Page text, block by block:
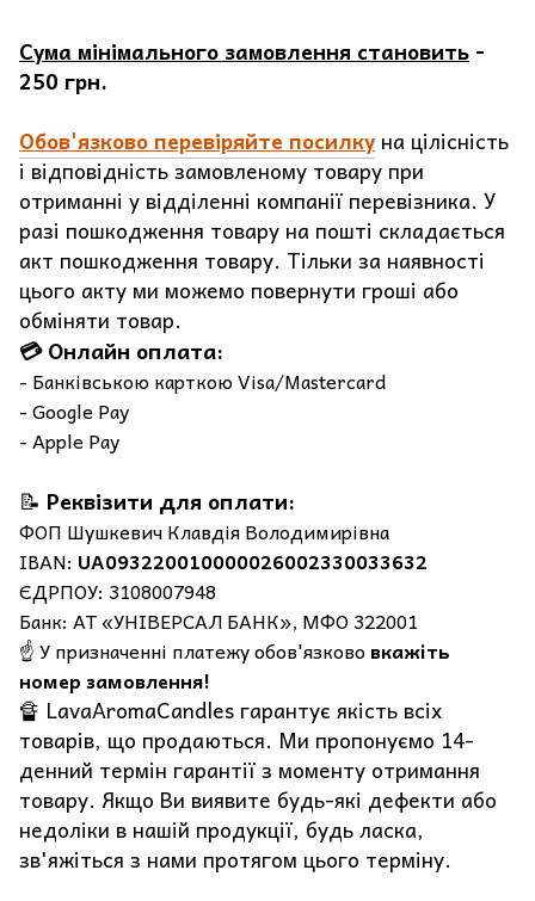
Сума мінімального замовлення становить -
250 грн.
Обов'язково перевіряйте посилку на цілісність
і відповідність замовленому товару при
отриманні у відділенні компанії перевізника. У
разі пошкодження товару на пошті складається
акт пошкодження товару. Тільки за наявності
цього акту ми можемо повернути гроші або
обміняти товар.
💳 Онлайн оплата:
- Банківською карткою Visa/Mastercard
- Google Pay
- Apple Pay
📝 Реквізити для оплати:
ФОП Шушкевич Клавдія Володимирівна
IBAN: UA093220010000026002330033632
ЄДРПОУ: 3108007948
Банк: АТ «УНІВЕРСАЛ БАНК», МФО 322001
☝️ У призначенні платежу обов'язково вкажіть
номер замовлення!
🔏 LavaAromaCandles гарантує якість всіх
товарів, що продаються. Ми пропонуємо 14-
денний термін гарантії з моменту отримання
товару. Якщо Ви виявите будь-які дефекти або
недоліки в нашій продукції, будь ласка,
зв'яжіться з нами протягом цього терміну.